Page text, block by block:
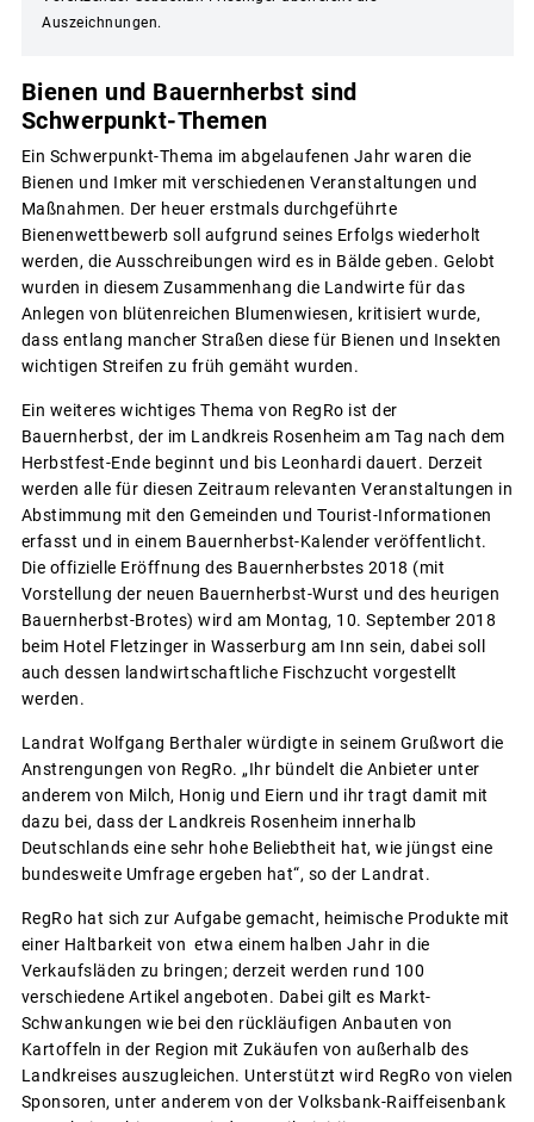
Auszeichnungen.
Bienen und Bauernherbst sind
Schwerpunkt-Themen
Ein Schwerpunkt-Thema im abgelaufenen Jahr waren die
Bienen und Imker mit verschiedenen Veranstaltungen und
Maßnahmen. Der heuer erstmals durchgeführte
Bienenwettbewerb soll aufgrund seines Erfolgs wiederholt
werden, die Ausschreibungen wird es in Bälde geben. Gelobt
wurden in diesem Zusammenhang die Landwirte für das
Anlegen von blütenreichen Blumenwiesen, kritisiert wurde,
dass entlang mancher Straßen diese für Bienen und Insekten
wichtigen Streifen zu früh gemäht wurden.
Ein weiteres wichtiges Thema von RegRo ist der
Bauernherbst, der im Landkreis Rosenheim am Tag nach dem
Herbstfest-Ende beginnt und bis Leonhardi dauert. Derzeit
werden alle für diesen Zeitraum relevanten Veranstaltungen in
Abstimmung mit den Gemeinden und Tourist-Informationen
erfasst und in einem Bauernherbst-Kalender veröffentlicht.
Die offizielle Eröffnung des Bauernherbstes 2018 (mit
Vorstellung der neuen Bauernherbst-Wurst und des heurigen
Bauernherbst-Brotes) wird am Montag, 10. September 2018
beim Hotel Fletzinger in Wasserburg am Inn sein, dabei soll
auch dessen landwirtschaftliche Fischzucht vorgestellt
werden.
Landrat Wolfgang Berthaler würdigte in seinem Grußwort die
Anstrengungen von RegRo. „Ihr bündelt die Anbieter unter
anderem von Milch, Honig und Eiern und ihr tragt damit mit
dazu bei, dass der Landkreis Rosenheim innerhalb
Deutschlands eine sehr hohe Beliebtheit hat, wie jüngst eine
bundesweite Umfrage ergeben hat“, so der Landrat.
RegRo hat sich zur Aufgabe gemacht, heimische Produkte mit
einer Haltbarkeit von etwa einem halben Jahr in die
Verkaufsläden zu bringen; derzeit werden rund 100
verschiedene Artikel angeboten. Dabei gilt es Markt-
Schwankungen wie bei den rückläufigen Anbauten von
Kartoffeln in der Region mit Zukäufen von außerhalb des
Landkreises auszugleichen. Unterstützt wird RegRo von vielen
Sponsoren, unter anderem von der Volksbank-Raiffeisenbank